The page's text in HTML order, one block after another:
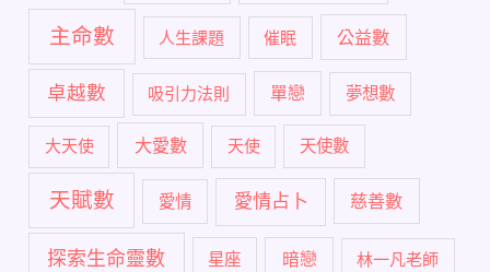
主命數 人生課題 催眠 公益數
卓越數 吸引力法則 單戀 夢想數
大天使 大愛數 天使 天使數
天賦數 愛情 愛情占卜 慈善數
探索生命靈數 星座 暗戀 林一凡老師